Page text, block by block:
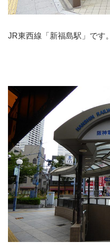
JR東西線「新福島駅」です。